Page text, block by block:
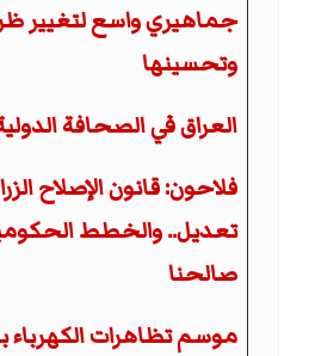
جماهيري واسع لتغيير
وتحسينها
العراق في الصحافة
فلاحون: قانون الإصلاح
تعديل.. والخطط
صالحنا
موسم تظاهرات الكهرباء